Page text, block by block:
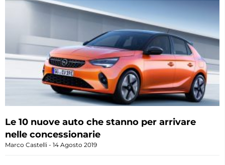
Le 10 nuove auto che stanno per arrivare
nelle concessionarie
Marco Castelli 14 Agosto 2019